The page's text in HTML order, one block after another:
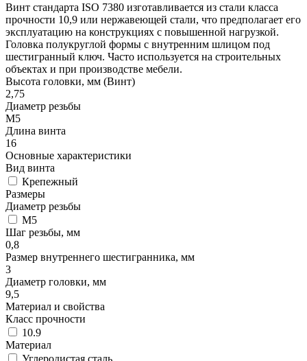
Винт стандарта ISO 7380 изготавливается из стали класса
прочности 10,9 или нержавеющей стали, что предполагает его
эксплуатацию на конструкциях с повышенной нагрузкой.
Головка полукруглой формы с внутренним шлицом под
шестигранный ключ. Часто используется на строительных
объектах и при производстве мебели.
Высота головки, мм (Винт)
2,75
Диаметр резьбы
М5
Длина винта
16
Основные характеристики
Вид винта
Крепежный
Размеры
Диаметр резьбы
М5
Шаг резьбы, мм
0,8
Размер внутреннего шестигранника, мм
3
Диаметр головки, мм
9,5
Материал и свойства
Класс прочности
10.9
Материал
Углеродистая сталь